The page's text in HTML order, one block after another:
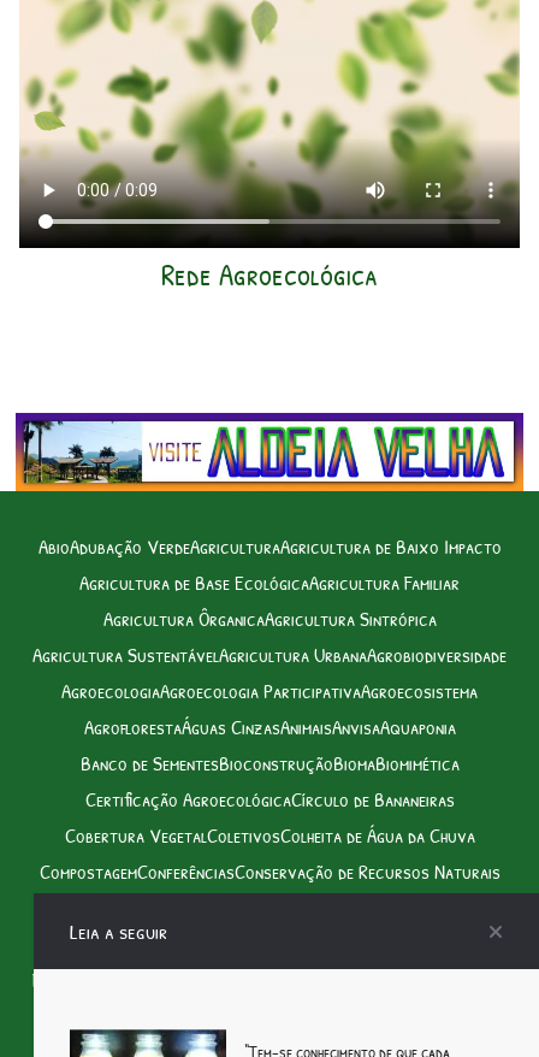
Rede Agroecológica
AbioAdubação VerdeAgriculturaAgricultura de Baixo Impacto
Agricultura de Base EcológicaAgricultura Familiar
Agricultura ÔrganicaAgricultura Sintrópica
Agricultura SustentávelAgricultura UrbanaAgrobiodiversidade
AgroecologiaAgroecologia ParticipativaAgroecosistema
AgroflorestaÁguas CinzasAnimaisAnvisaAquaponia
Banco de SementesBioconstruçãoBiomaBiomimética
Certificação AgroecológicaCírculo de Bananeiras
Cobertura VegetalColetivosColheita de Água da Chuva
CompostagemConferênciasConservação de Recursos Naturais
CursosEcossistema
Eventos & afins – Rede
Feiras
Leia a seguir
“Tem-se conhecimento de que cada